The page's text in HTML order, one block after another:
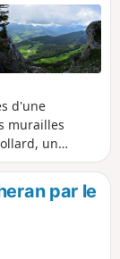
d'une
murailles
un
les défenses
par le